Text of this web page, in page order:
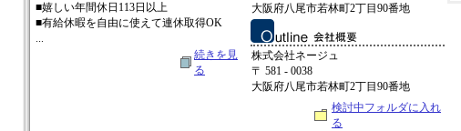
■嬉しい年間休日113日以上
■有給休暇を自由に使えて連休取得OK
...
続きを見
る
大阪府八尾市若林町2丁目90番地
株式会社ネージュ
〒 581 - 0038
大阪府八尾市若林町2丁目90番地
検討中フォルダに入れ
る